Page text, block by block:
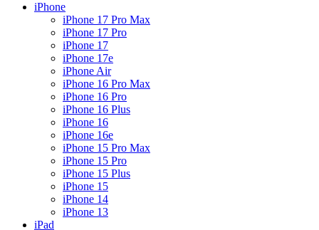
iPhone
iPhone 17 Pro Max
iPhone 17 Pro
iPhone 17
iPhone 17e
iPhone Air
iPhone 16 Pro Max
iPhone 16 Pro
iPhone 16 Plus
iPhone 16
iPhone 16e
iPhone 15 Pro Max
iPhone 15 Pro
iPhone 15 Plus
iPhone 15
iPhone 14
iPhone 13
iPad